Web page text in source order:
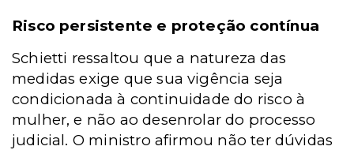
Risco persistente e proteção contínua
Schietti ressaltou que a natureza das
medidas exige que sua vigência seja
condicionada à continuidade do risco à
mulher, e não ao desenrolar do processo
judicial. O ministro afirmou não ter dúvidas